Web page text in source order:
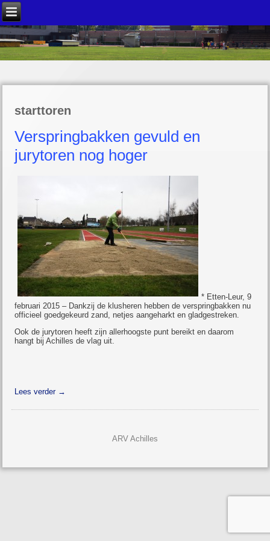
starttoren
Verspringbakken gevuld en
jurytoren nog hoger
* Etten-Leur, 9
februari 2015 – Dankzij de klusheren hebben de verspringbakken nu
officieel goedgekeurd zand, netjes aangeharkt en gladgestreken.
Ook de jurytoren heeft zijn allerhoogste punt bereikt en daarom
hangt bij Achilles de vlag uit.
Lees verder →
ARV Achilles